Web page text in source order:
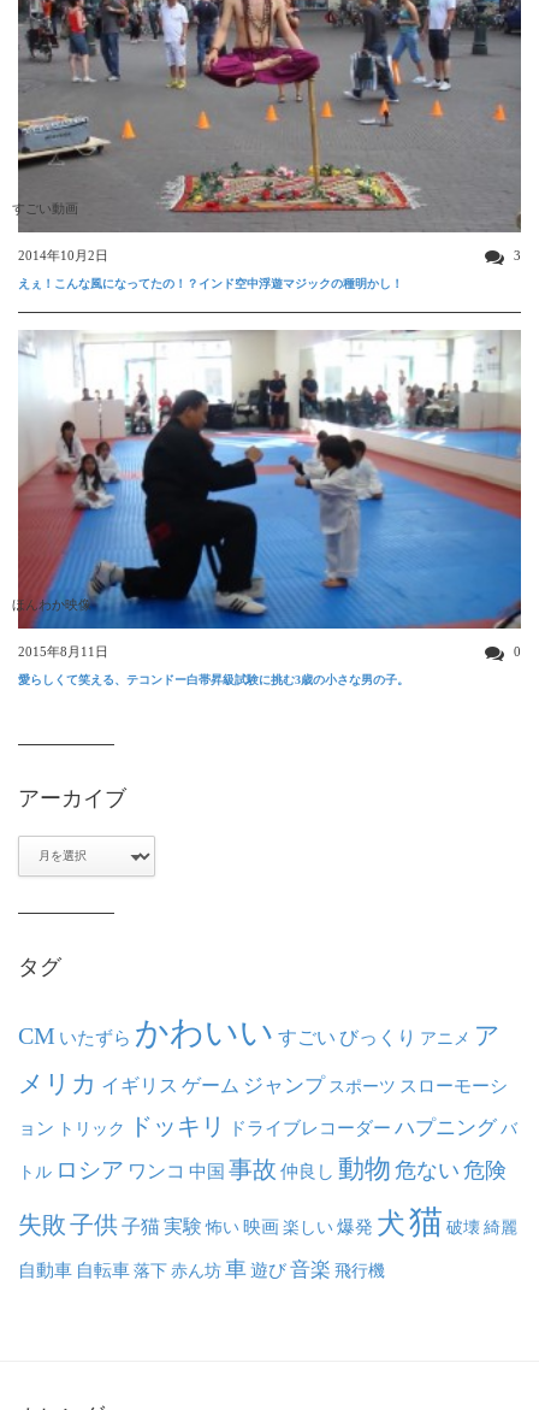
すごい動画
2014年10月2日 3
えぇ！こんな風になってたの！？インド空中浮遊マジックの種明かし！
ほんわか映像
2015年8月11日 0
愛らしくて笑える、テコンドー白帯昇級試験に挑む3歳の小さな男の子。
アーカイブ
タグ
CM いたずら かわいい すごい びっくり アニメ ア
メリカ イギリス ゲーム ジャンプ スポーツ スローモーシ
ョン トリック ドッキリ ドライブレコーダー ハプニング バ
トル ロシア ワンコ 中国 事故 仲良し 動物 危ない 危険
失敗子供子猫実験 怖い映画楽しい爆発 犬猫 破壊綺麗
自動車 自転車落下赤ん坊車遊び音楽 飛行機